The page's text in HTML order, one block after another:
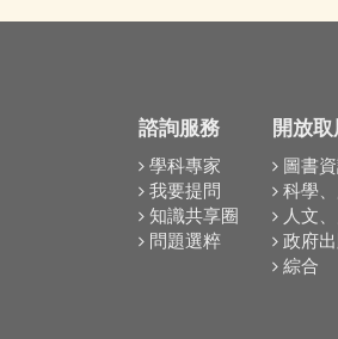
諮詢服務
學科專家
我要提問
知識共享圈
問題選粹
開放
圖書
科學
人文
政府
綜合